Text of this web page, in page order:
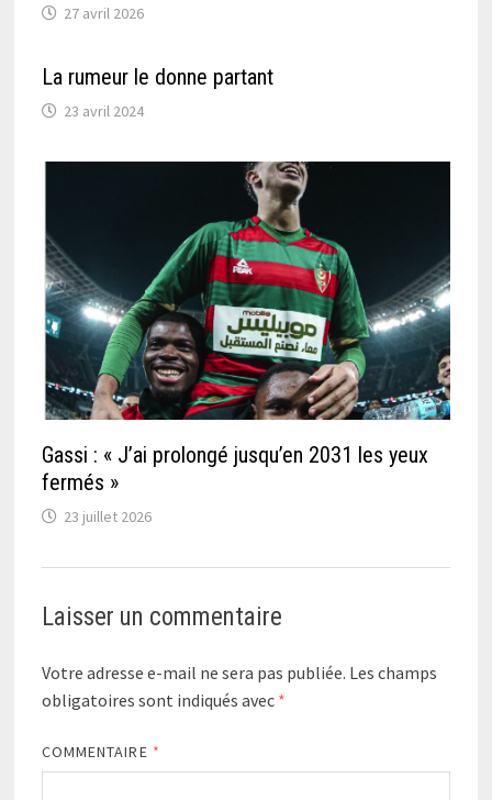
27 avril 2026
La rumeur le donne partant
23 avril 2024
Gassi : « J’ai prolongé jusqu’en 2031 les yeux
fermés »
23 juillet 2026
Laisser un commentaire
Votre adresse e-mail ne sera pas publiée. Les champs
obligatoires sont indiqués avec *
COMMENTAIRE *